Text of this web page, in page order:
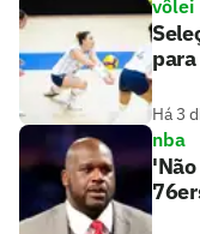
vôlei
Há 3
nba